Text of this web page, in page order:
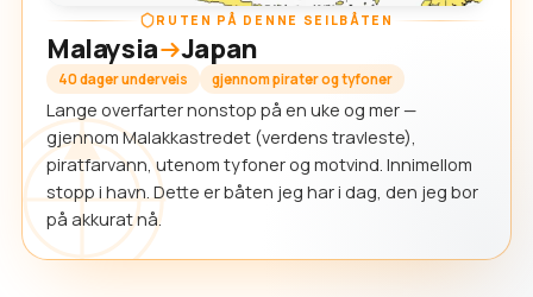
RUTEN PÅ DENNE SEILBÅTEN
Malaysia Japan
40 dager underveis gjennom pirater og tyfoner
Lange overfarter nonstop på en uke og mer —
gjennom Malakkastredet (verdens travleste),
piratfarvann, utenom tyfoner og motvind. Innimellom
stopp i havn. Dette er båten jeg har i dag, den jeg bor
på akkurat nå.